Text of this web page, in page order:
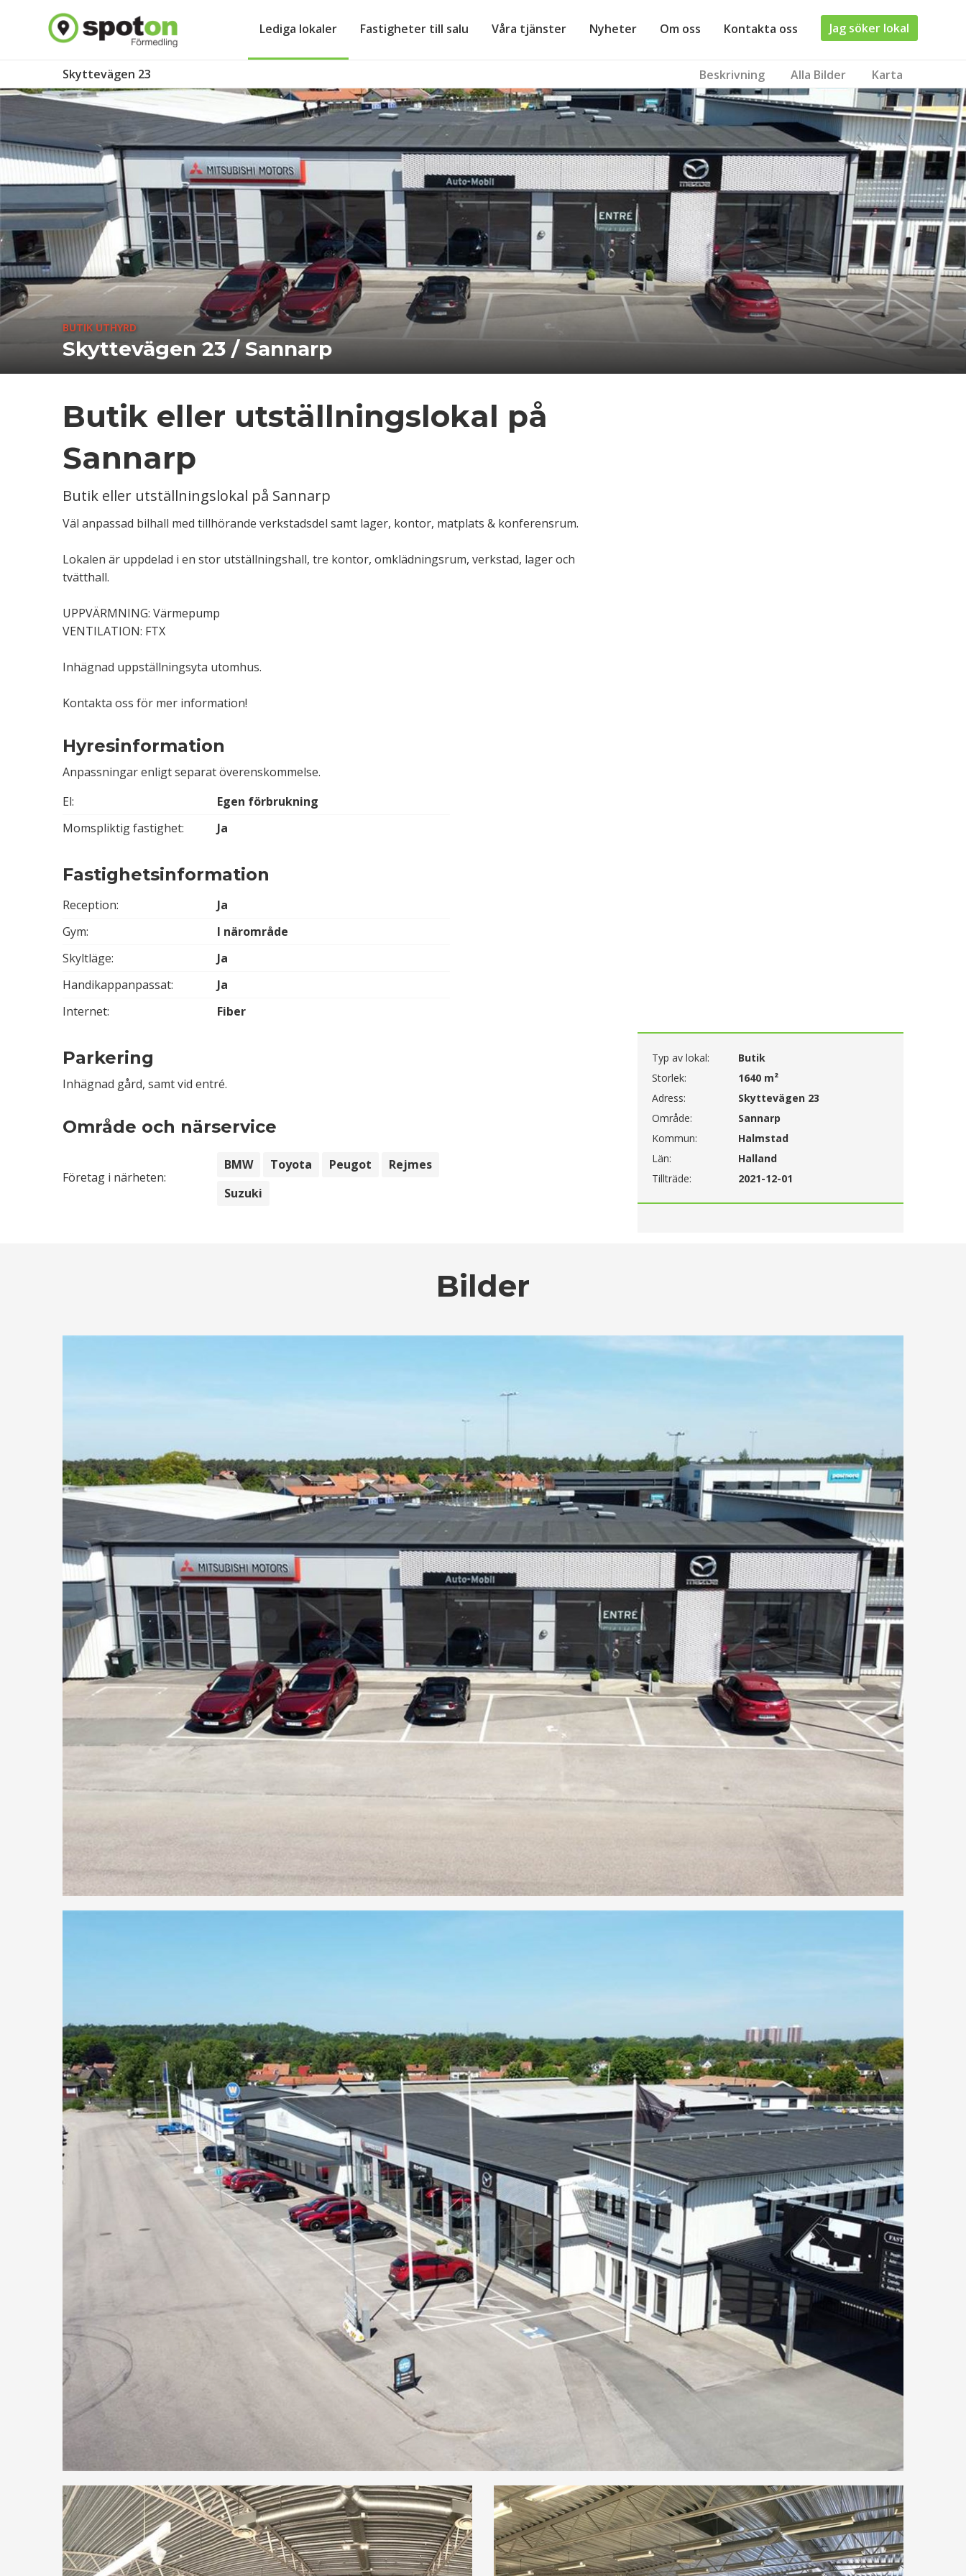
Lediga lokaler Fastigheter till salu Våra tjänster Nyheter Om oss Kontakta oss Jag söker lokal
Skyttevägen 23 Beskrivning Alla Bilder Karta
BUTIK UTHYRD
Skyttevägen 23 / Sannarp
Butik eller utställningslokal på
Sannarp
Butik eller utställningslokal på Sannarp
Väl anpassad bilhall med tillhörande verkstadsdel samt lager, kontor, matplats & konferensrum.
Lokalen är uppdelad i en stor utställningshall, tre kontor, omklädningsrum, verkstad, lager och
tvätthall.
UPPVÄRMNING: Värmepump
VENTILATION: FTX
Inhägnad uppställningsyta utomhus.
Kontakta oss för mer information!
Hyresinformation
Anpassningar enligt separat överenskommelse.
El:
Egen förbrukning
Momspliktig fastighet:
Ja
Fastighetsinformation
Reception:
Ja
Gym:
I närområde
Skyltläge:
Ja
Handikappanpassat:
Ja
Internet:
Fiber
Parkering
Inhägnad gård, samt vid entré.
Område och närservice
Företag i närheten:
BMW Toyota Peugot
Rejmes
Suzuki
Typ av lokal:
Butik
Storlek:
1640 m²
Adress:
Skyttevägen 23
Område:
Sannarp
Kommun:
Halmstad
Län:
Halland
Tillträde:
2021-12-01
Bilder